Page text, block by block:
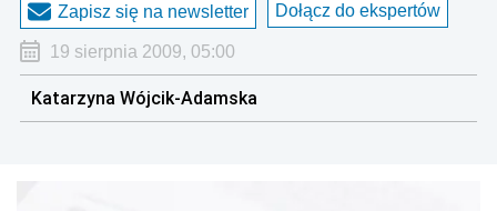
Zapisz się na newsletter Dołącz do ekspertów
19 sierpnia 2009, 05:00
Katarzyna Wójcik-Adamska